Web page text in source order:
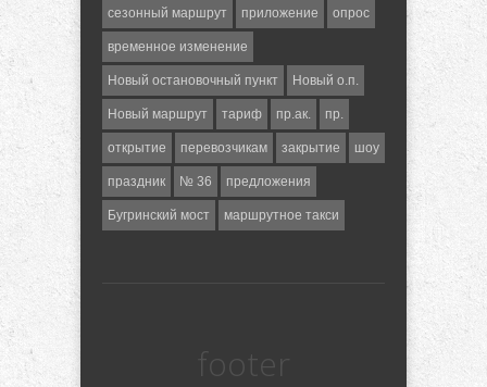
сезонный маршрут приложение опрос
временное изменение
Новый остановочный пункт Новый о.п.
Новый маршрут тариф пр.ак. пр.
открытие перевозчикам закрытие шоу
праздник № 36 предложения
Бугринский мост маршрутное такси
footer